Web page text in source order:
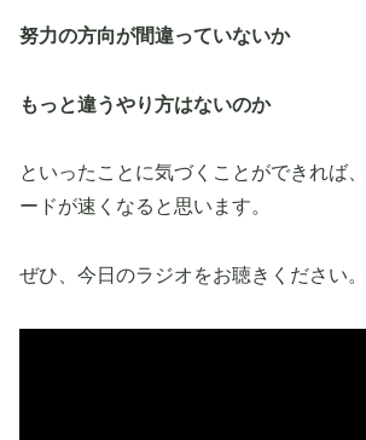
努力の方向が間違っていないか
もっと違うやり方はないのか
といったことに気づくことができれば
ードが速くなると思います。
ぜひ、今日のラジオをお聴きください。